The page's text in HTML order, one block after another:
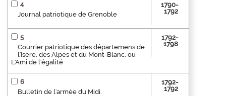
4
Journal patriotique de Grenoble
1790-
1792
5
Courrier patriotique des départemens de
l'Isere, des Alpes et du Mont-Blanc, ou
L'Ami de l'égalité
1792-
1798
6
Bulletin de l'armée du Midi.
1792-
1792